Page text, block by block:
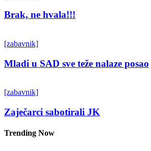
Brak, ne hvala!!!
[zabavnik]
Mladi u SAD sve teže nalaze posao
[zabavnik]
Zaječarci sabotirali JK
Trending Now